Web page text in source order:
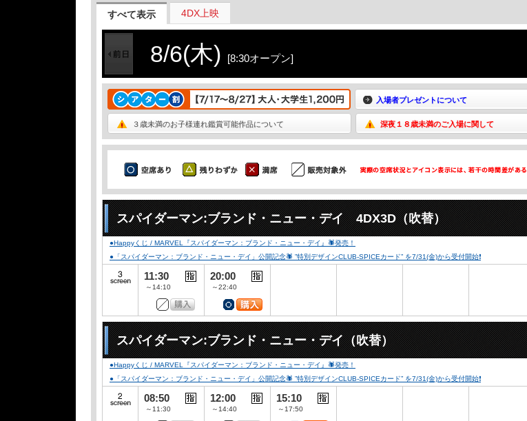
すべて表示 4DX上映
8/6(木) [8:30オープン]
入場者プレゼントについて
３歳未満のお子様連れ鑑賞可能作品について 深夜１８歳未満のご入場に関して
スパイダーマン:ブランド・ニュー・デイ 4DX3D（吹替）
●Happyくじ / MARVEL『スパイダーマン：ブランド・ニュー・デイ』🕷発売！
●「スパイダーマン：ブランド・ニュー・デイ」公開記念🕷️ ”特別デザインCLUB-SPICEカード” を7/31(金)から受付開始❗️
11:30
～14:10
20:00
～22:40
スパイダーマン:ブランド・ニュー・デイ（吹替）
●Happyくじ / MARVEL『スパイダーマン：ブランド・ニュー・デイ』🕷発売！
●「スパイダーマン：ブランド・ニュー・デイ」公開記念🕷️ ”特別デザインCLUB-SPICEカード” を7/31(金)から受付開始❗️
08:50
～11:30
12:00
～14:40
15:10
～17:50